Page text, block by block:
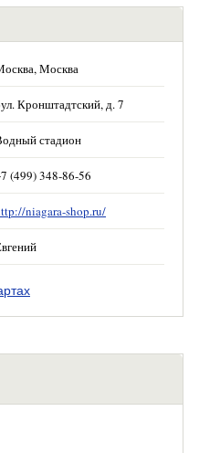
Москва
Кронштадтский, д. 7
стадион
(499) 348-86-56
niagara-shop.ru/